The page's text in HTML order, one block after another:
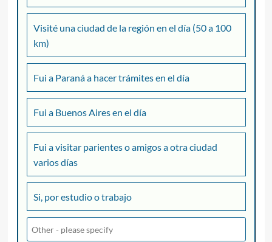
Visité una ciudad de la región en el día (50 a 100
km)
Fui a Paraná a hacer trámites en el día
Fui a Buenos Aires en el día
Fui a visitar parientes o amigos a otra ciudad
varios días
Si, por estudio o trabajo